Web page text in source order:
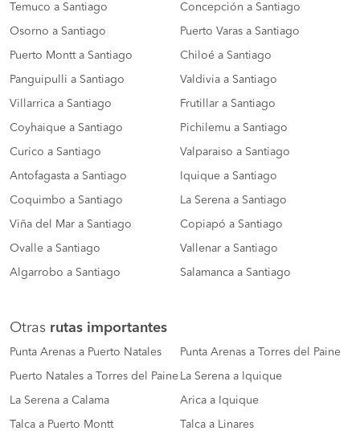
Temuco a Santiago Concepción a Santiago
Osorno a Santiago Puerto Varas a Santiago
Puerto Montt a Santiago Chiloé a Santiago
Panguipulli a Santiago Valdivia a Santiago
Villarrica a Santiago Frutillar a Santiago
Coyhaique a Santiago Pichilemu a Santiago
Curico a Santiago Valparaiso a Santiago
Antofagasta a Santiago Iquique a Santiago
Coquimbo a Santiago La Serena a Santiago
Viña del Mar a Santiago Copiapó a Santiago
Ovalle a Santiago Vallenar a Santiago
Algarrobo a Santiago Salamanca a Santiago
Otras rutas importantes
Punta Arenas a Puerto Natales Punta Arenas a Torres del Paine
Puerto Natales a Torres del Paine La Serena a Iquique
La Serena a Calama Arica a Iquique
Talca a Puerto Montt Talca a Linares